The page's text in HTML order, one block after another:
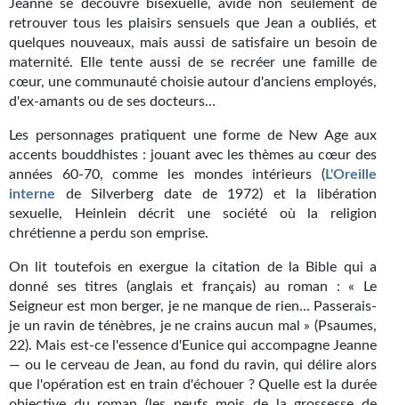
PLUS
À paraître
Récompenses
Newsletter
Le Bélial' sur Youtube
LE BLOG BIFROST
Tous les articles
La Bibliothèque orbitale
Journal d'un homme des bois
Jeanne se découvre bisexuelle, avide non seulement de
retrouver tous les plaisirs sensuels que Jean a oubliés, et
quelques nouveaux, mais aussi de satisfaire un besoin de
maternité. Elle tente aussi de se recréer une famille de
cœur, une communauté choisie autour d'anciens employés,
d'ex-amants ou de ses docteurs…
Les personnages pratiquent une forme de New Age aux
accents bouddhistes : jouant avec les thèmes au cœur des
années 60-70, comme les mondes intérieurs (L'Oreille
interne de Silverberg date de 1972) et la libération
sexuelle, Heinlein décrit une société où la religion
chrétienne a perdu son emprise.
On lit toutefois en exergue la citation de la Bible qui a
donné ses titres (anglais et français) au roman : « Le
Seigneur est mon berger, je ne manque de rien… Passerais-
je un ravin de ténèbres, je ne crains aucun mal » (Psaumes,
22). Mais est-ce l'essence d'Eunice qui accompagne Jeanne
— ou le cerveau de Jean, au fond du ravin, qui délire alors
que l'opération est en train d'échouer ? Quelle est la durée